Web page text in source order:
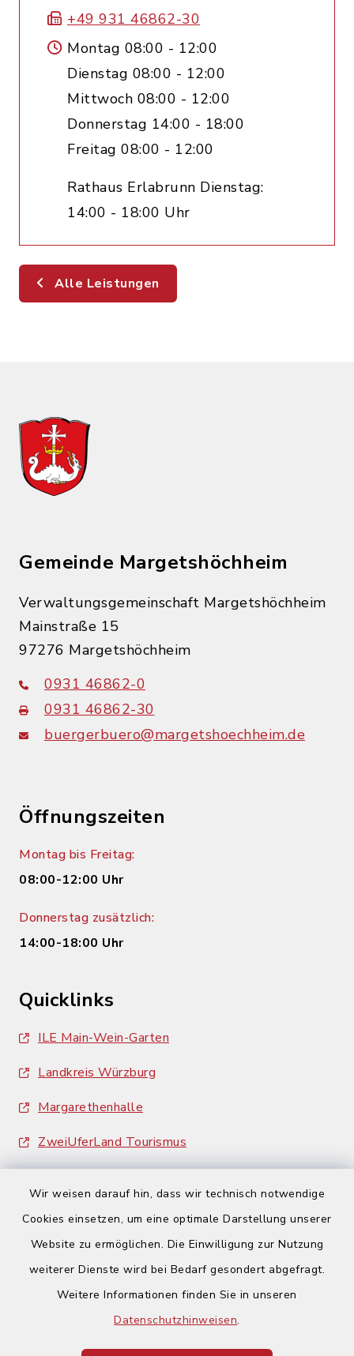
Wir weisen darauf hin, dass wir technisch notwendige
Cookies einsetzen, um eine optimale Darstellung unserer
Website zu ermöglichen. Die Einwilligung zur Nutzung
weiterer Dienste wird bei Bedarf gesondert abgefragt.
Weitere Informationen finden Sie in unseren
Datenschutzhinweisen.
+49 931 46862-30
Montag 08:00 - 12:00
Dienstag 08:00 - 12:00
Mittwoch 08:00 - 12:00
Donnerstag 14:00 - 18:00
Freitag 08:00 - 12:00
Rathaus Erlabrunn Dienstag:
14:00 - 18:00 Uhr
Alle Leistungen
Gemeinde Margetshöchheim
Verwaltungsgemeinschaft Margetshöchheim
Mainstraße 15
97276 Margetshöchheim
0931 46862-0
0931 46862-30
buergerbuero@margetshoechheim.de
Öffnungszeiten
Montag bis Freitag:
08:00-12:00 Uhr
Donnerstag zusätzlich:
14:00-18:00 Uhr
Quicklinks
ILE Main-Wein-Garten
Landkreis Würzburg
Margarethenhalle
ZweiUferLand Tourismus
Barrierefreiheit